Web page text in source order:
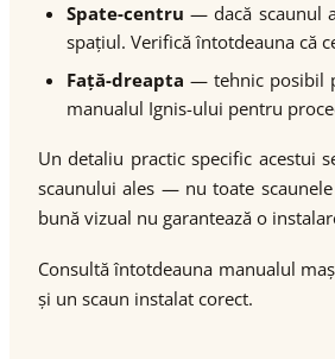
Spate-centru — dacă scaunul
spațiul. Verifică întotdeauna că
Față-dreapta — tehnic posibil
manualul Ignis-ului pentru
Un detaliu practic specific acestui
scaunului ales — nu toate
bună vizual nu garantează o
Consultă întotdeauna manualul
și un scaun instalat corect.